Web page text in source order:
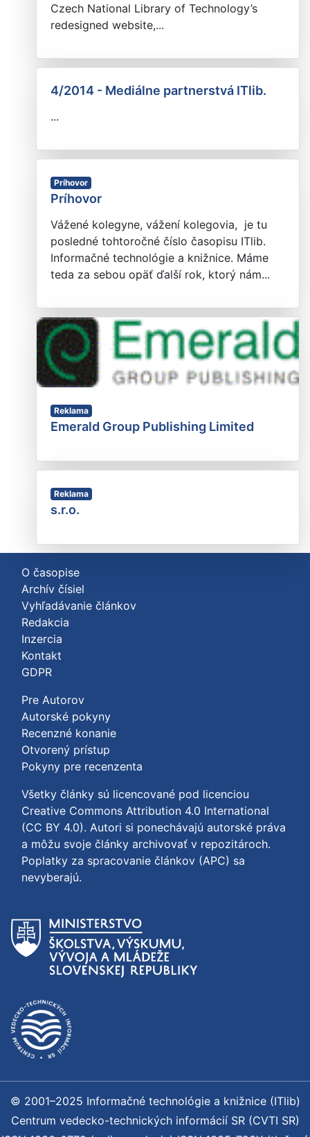
Czech National Library of Technology’s
redesigned website,...
4/2014 - Mediálne partnerstvá ITlib.
...
Príhovor
Príhovor
Vážené kolegyne, vážení kolegovia, je tu
posledné tohtoročné číslo časopisu ITlib.
Informačné technológie a knižnice. Máme
teda za sebou opäť ďalší rok, ktorý nám...
Reklama
Emerald Group Publishing Limited
Reklama
s.r.o.
O časopise
Archív čísiel
Vyhľadávanie článkov
Redakcia
Inzercia
Kontakt
GDPR
Pre Autorov
Autorské pokyny
Recenzné konanie
Otvorený prístup
Pokyny pre recenzenta
Všetky články sú licencované pod licenciou
Creative Commons Attribution 4.0 International
(CC BY 4.0). Autori si ponechávajú autorské práva
a môžu svoje články archivovať v repozitároch.
Poplatky za spracovanie článkov (APC) sa
nevyberajú.
© 2001–2025 Informačné technológie a knižnice (ITlib)
Centrum vedecko-technických informácií SR (CVTI SR)